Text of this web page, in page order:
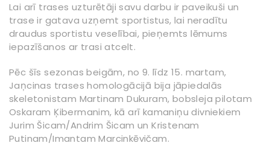
Lai arī trases uzturētāji savu darbu ir paveikuši un
trase ir gatava uzņemt sportistus, lai neradītu
draudus sportistu veselībai, pieņemts lēmums
iepazīšanos ar trasi atcelt.
Pēc šīs sezonas beigām, no 9. līdz 15. martam,
Jaņcinas trases homologācijā bija jāpiedalās
skeletonistam Martinam Dukuram, bobsleja pilotam
Oskaram Ķibermanim, kā arī kamaniņu divniekiem
Jurim Šicam/Andrim Šicam un Kristenam
Putinam/Imantam Marcinkēvičam.